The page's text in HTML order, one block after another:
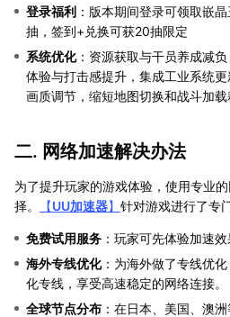
登录福利 ：版本期间登录可领取嵌
抽，签到+兑换可获20抽限定
系统优化：资源获取与干员养成减
体验与打击感提升，集成工业系统
画质调节，缩短地图切换和战斗加
二. 网络加速解决办法
为了提升玩家的游戏体验，使用专业
择。
【UU加速器】 针对游戏进行了专
免费试用服务 ：玩家可先体验加速
海外专线优化：为海外做了专线优
化专线，享受高速稳定的网络连接。
全球节点分布 ：在日本、美国、澳